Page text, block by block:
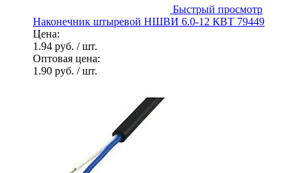
Быстрый просмотр
Наконечник штыревой НШВИ 6.0-12 КВТ 79449
Цена:
1.94 руб. / шт.
Оптовая цена:
1.90 руб. / шт.